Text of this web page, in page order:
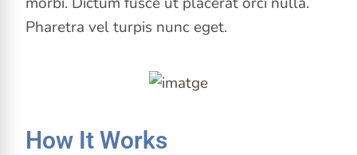
Pharetra vel turpis nunc eget.
How It Works